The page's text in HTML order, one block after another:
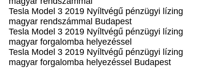
Tesla Model 3 2019 Nyíltvégű pénzügyi lízing
magyar rendszámmal Budapest
Tesla Model 3 2019 Nyíltvégű pénzügyi lízing
magyar forgalomba helyezéssel
Tesla Model 3 2019 Nyíltvégű pénzügyi lízing
magyar forgalomba helyezéssel Budapest